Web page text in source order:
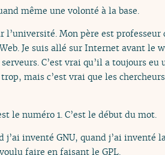
même une volonté à la base.
l’université. Mon père est
Je suis allé sur Internet avant le
C’est vrai qu’il a toujours
mais c’est vrai que les
le numéro 1. C’est le début du mot.
inventé GNU, quand j’ai inventé
voulu faire en faisant le GPL.